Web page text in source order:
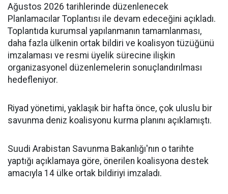
Ağustos 2026 tarihlerinde düzenlenecek
Planlamacılar Toplantısı ile devam edeceğini açıkladı.
Toplantıda kurumsal yapılanmanın tamamlanması,
daha fazla ülkenin ortak bildiri ve koalisyon tüzüğünü
imzalaması ve resmi üyelik sürecine ilişkin
organizasyonel düzenlemelerin sonuçlandırılması
hedefleniyor.
Riyad yönetimi, yaklaşık bir hafta önce, çok uluslu bir
savunma deniz koalisyonu kurma planını açıklamıştı.
Suudi Arabistan Savunma Bakanlığı'nın o tarihte
yaptığı açıklamaya göre, önerilen koalisyona destek
amacıyla 14 ülke ortak bildiriyi imzaladı.